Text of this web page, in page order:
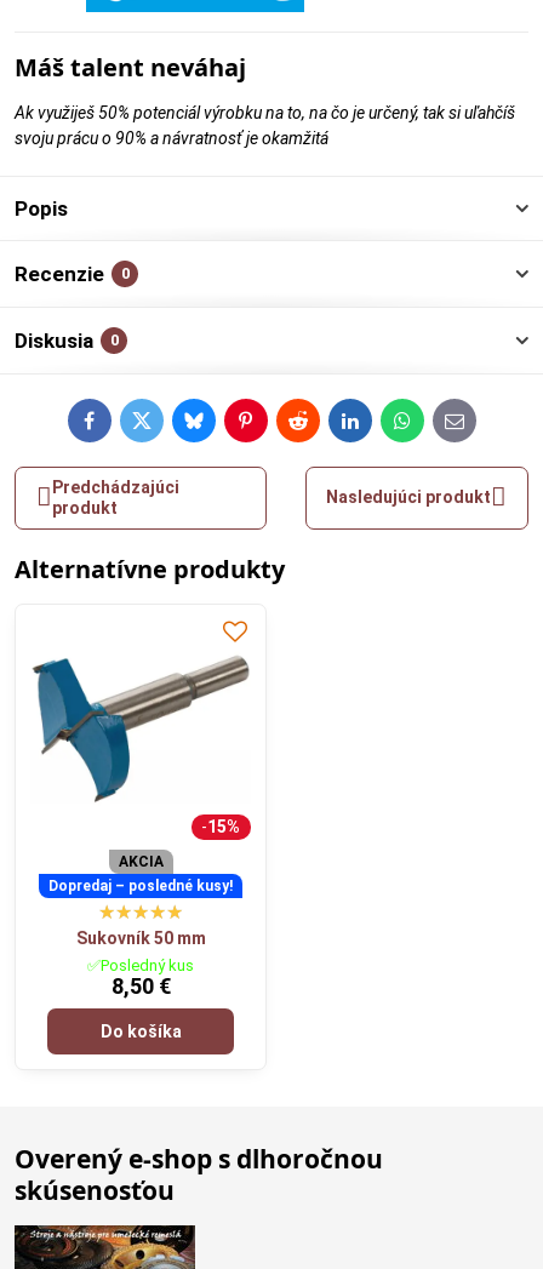
Máš talent neváhaj
Ak využiješ 50% potenciál výrobku na to, na čo je určený, tak si uľahčíš
svoju prácu o 90% a návratnosť je okamžitá
Popis
Recenzie 0
Diskusia 0
FacebookTwitterBlueskyPinterestRedditLinkedInWhatsApp
E-
mail
Predchádzajúci
produkt
Nasledujúci produkt
Alternatívne produkty
15%
AKCIA
Dopredaj – posledné kusy!
Sukovník 50 mm
✅Posledný kus
8,50 €
Do košíka
Overený e-shop s dlhoročnou
skúsenosťou